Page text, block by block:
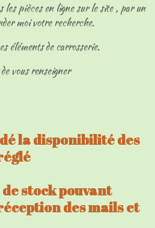
les pièces en ligne sur le site , par un
moi votre recherche.
éléments de carrosserie.
vous renseigner
la disponibilité des
stock pouvant
des mails et